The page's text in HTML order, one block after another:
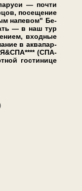
— по­чти
посещение
напевом" Бе­
— в наш тур
входные
в ак­ва­пар­
(СПА-
гостинице